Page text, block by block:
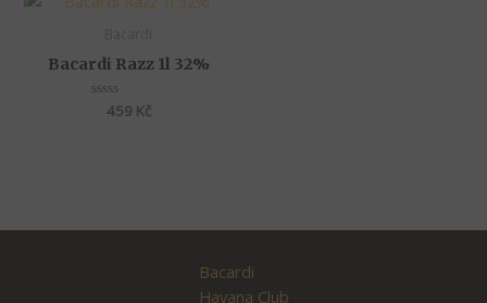
Bacardi Razz 1l 32%
Hodnocení
459 Kč
Bacardi
Havana Club